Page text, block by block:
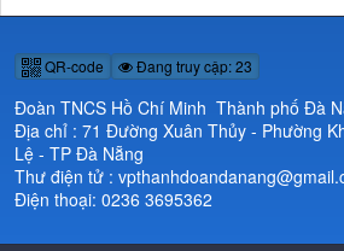
QR-code Đang truy cập: 23
Đoàn TNCS Hồ Chí Minh Thành phố Đà
Địa chỉ : 71 Đường Xuân Thủy - Phường
Lệ - TP Đà Nẵng
Thư điện tử :
Điện thoại: 0236 3695362